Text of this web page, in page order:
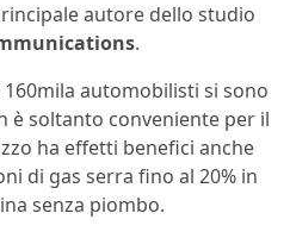
autore dello studio
.
automobilisti si sono
è soltanto conveniente per il
ha effetti benefici anche
di gas serra fino al 20% in
senza piombo.